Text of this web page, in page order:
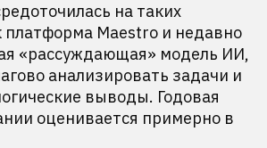
на таких
платформа Maestro и недавно
«рассуждающая» модель ИИ,
анализировать задачи и
выводы. Годовая
оценивается примерно в